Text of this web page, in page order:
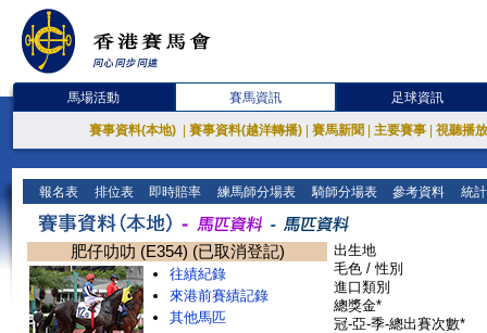
馬場活動 賽馬資訊 足球資訊
賽事資料(本地) 賽事資料(越洋轉播) 賽馬新聞 主要賽事 視聽播
報名表 排位表 即時賠率 練馬師分場表 騎師分場表 參考資料 統
肥仔叻叻 (E354) (已取消登記)
往績紀錄
來港前賽績記錄
其他馬匹
出生地
毛色 / 性別
進口類別
總獎金*
冠-亞-季-總出賽次數*